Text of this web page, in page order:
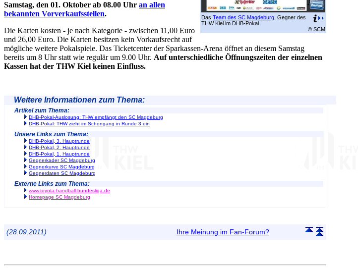
Das Team des SC Magdeburg , Gegner des
THW Kiel im DHB-Pokal.
© SCM
Samstag, den 01. Oktober ab 08.00 Uhr an allen
bekannten Vorverkaufsstellen.
Die Karten kosten - je nach Kategorie - zwischen 11,00 Euro
und 26,00 Euro. Die Karten besitzen kein Vorkaufsrecht auf
mögliche weitere Pokalspiele. Das Ticketcenter der Sparkassen-Arena öffnet an diesem Samstag
bereits um 8 Uhr statt wie regulär um 9.00 Uhr. Auf unterschiedliche Öffnungszeiten der einzelnen
Kassen hat der THW Kiel keinen Einfluss.
Weitere Informationen zum Thema:
Artikel zum Thema:
DHB-Pokal-Auslosung: THW empfängt den SC Magdeburg
DHB-Pokal: THW zieht im Schongang in Runde 3 ein
Unsere Links zum Thema:
DHB-Pokal, 3. Hauptrunde
DHB-Pokal, 2. Hauptrunde
DHB-Pokal, 1. Hauptrunde
Gegnerkader SC Magdeburg
Gegnerkurve SC Magdeburg
Gegnerdaten SC Magdeburg
Externe Links zum Thema:
www.toyota-handball-bundesliga.de
Homepage SC Magdeburg
(28.09.2011) Ihre Meinung im Fan-Forum?